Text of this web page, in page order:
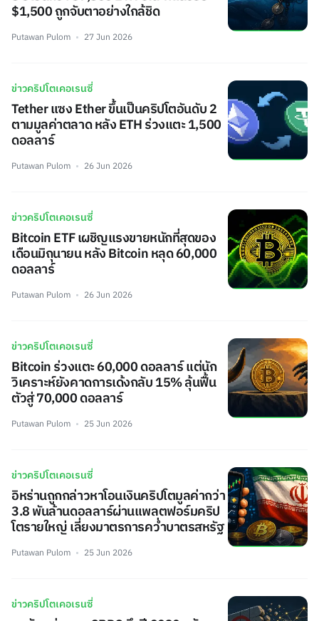
$1,500 ถูกจับตาอย่างใกล้ชิด
Putawan Pulom 27 Jun 2026
ข่าวคริปโตเคอเรนซี่
Tether แซง Ether ขึ้นเป็นคริปโตอันดับ 2
ตามมูลค่าตลาด หลัง ETH ร่วงแตะ 1,500
ดอลลาร์
Putawan Pulom 26 Jun 2026
ข่าวคริปโตเคอเรนซี่
Bitcoin ETF เผชิญแรงขายหนักที่สุดของ
เดือนมิถุนายน หลัง Bitcoin หลุด 60,000
ดอลลาร์
Putawan Pulom 26 Jun 2026
ข่าวคริปโตเคอเรนซี่
Bitcoin ร่วงแตะ 60,000 ดอลลาร์ แต่นัก
วิเคราะห์ยังคาดการเด้งกลับ 15% ลุ้นฟื้น
ตัวสู่ 70,000 ดอลลาร์
Putawan Pulom 25 Jun 2026
ข่าวคริปโตเคอเรนซี่
อิหร่านถูกกล่าวหาโอนเงินคริปโตมูลค่ากว่า
3.8 พันล้านดอลลาร์ผ่านแพลตฟอร์มคริป
โตรายใหญ่ เลี่ยงมาตรการคว่ำบาตรสหรัฐ
Putawan Pulom 25 Jun 2026
ข่าวคริปโตเคอเรนซี่